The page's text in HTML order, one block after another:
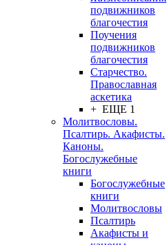
подвижников
благочестия
Поучения
подвижников
благочестия
Старчество.
Православная
аскетика
+ ЕЩЕ 1
Молитвословы.
Псалтирь. Акафисты.
Каноны.
Богослужебные
книги
Богослужебные
книги
Молитвословы
Псалтирь
Акафисты и